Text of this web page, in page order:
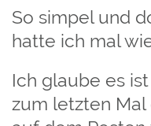
So simpel und
hatte ich mal
Ich glaube es
zum letzten Mal